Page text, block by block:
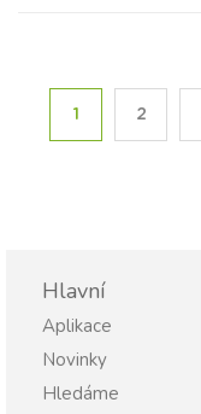
1 2
Hlavní
Aplikace
Novinky
Hledáme